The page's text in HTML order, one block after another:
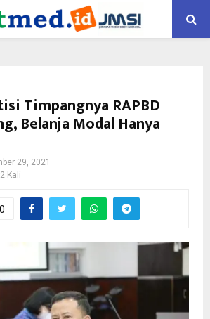
Timpangnya RAPBD
Belanja Modal Hanya
29, 2021
Kali
0